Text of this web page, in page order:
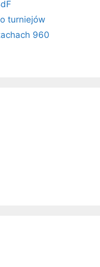
turniejów
960